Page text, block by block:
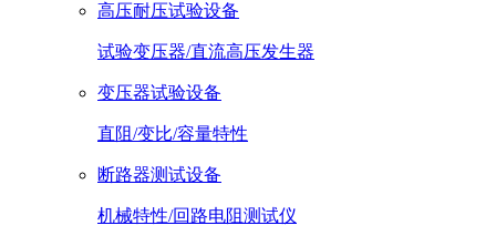
高压耐压试验设备
试验变压器/直流高压发生器
变压器试验设备
直阻/变比/容量特性
断路器测试设备
机械特性/回路电阻测试仪